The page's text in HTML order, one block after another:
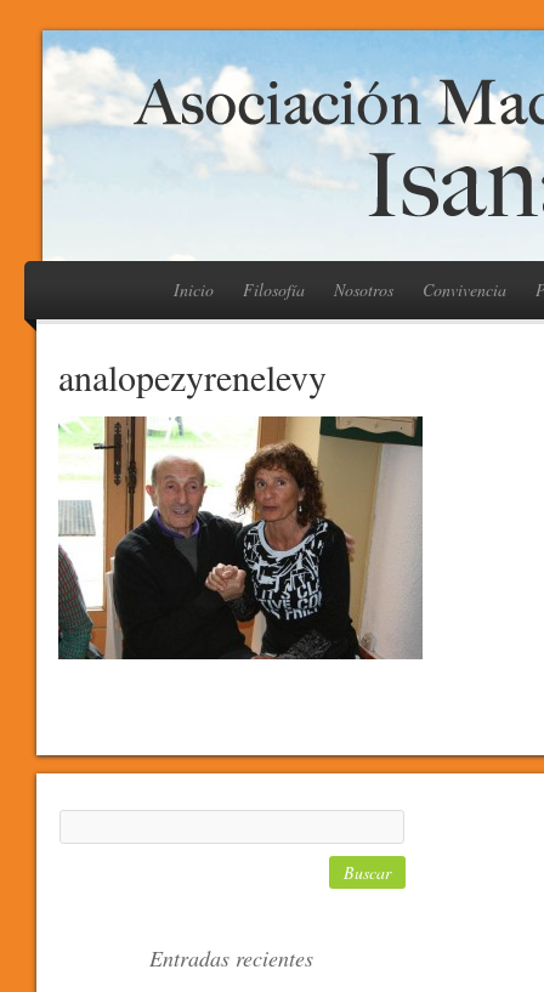
Inicio Filosofía Nosotros Convivencia
analopezyrenelevy
Entradas recientes